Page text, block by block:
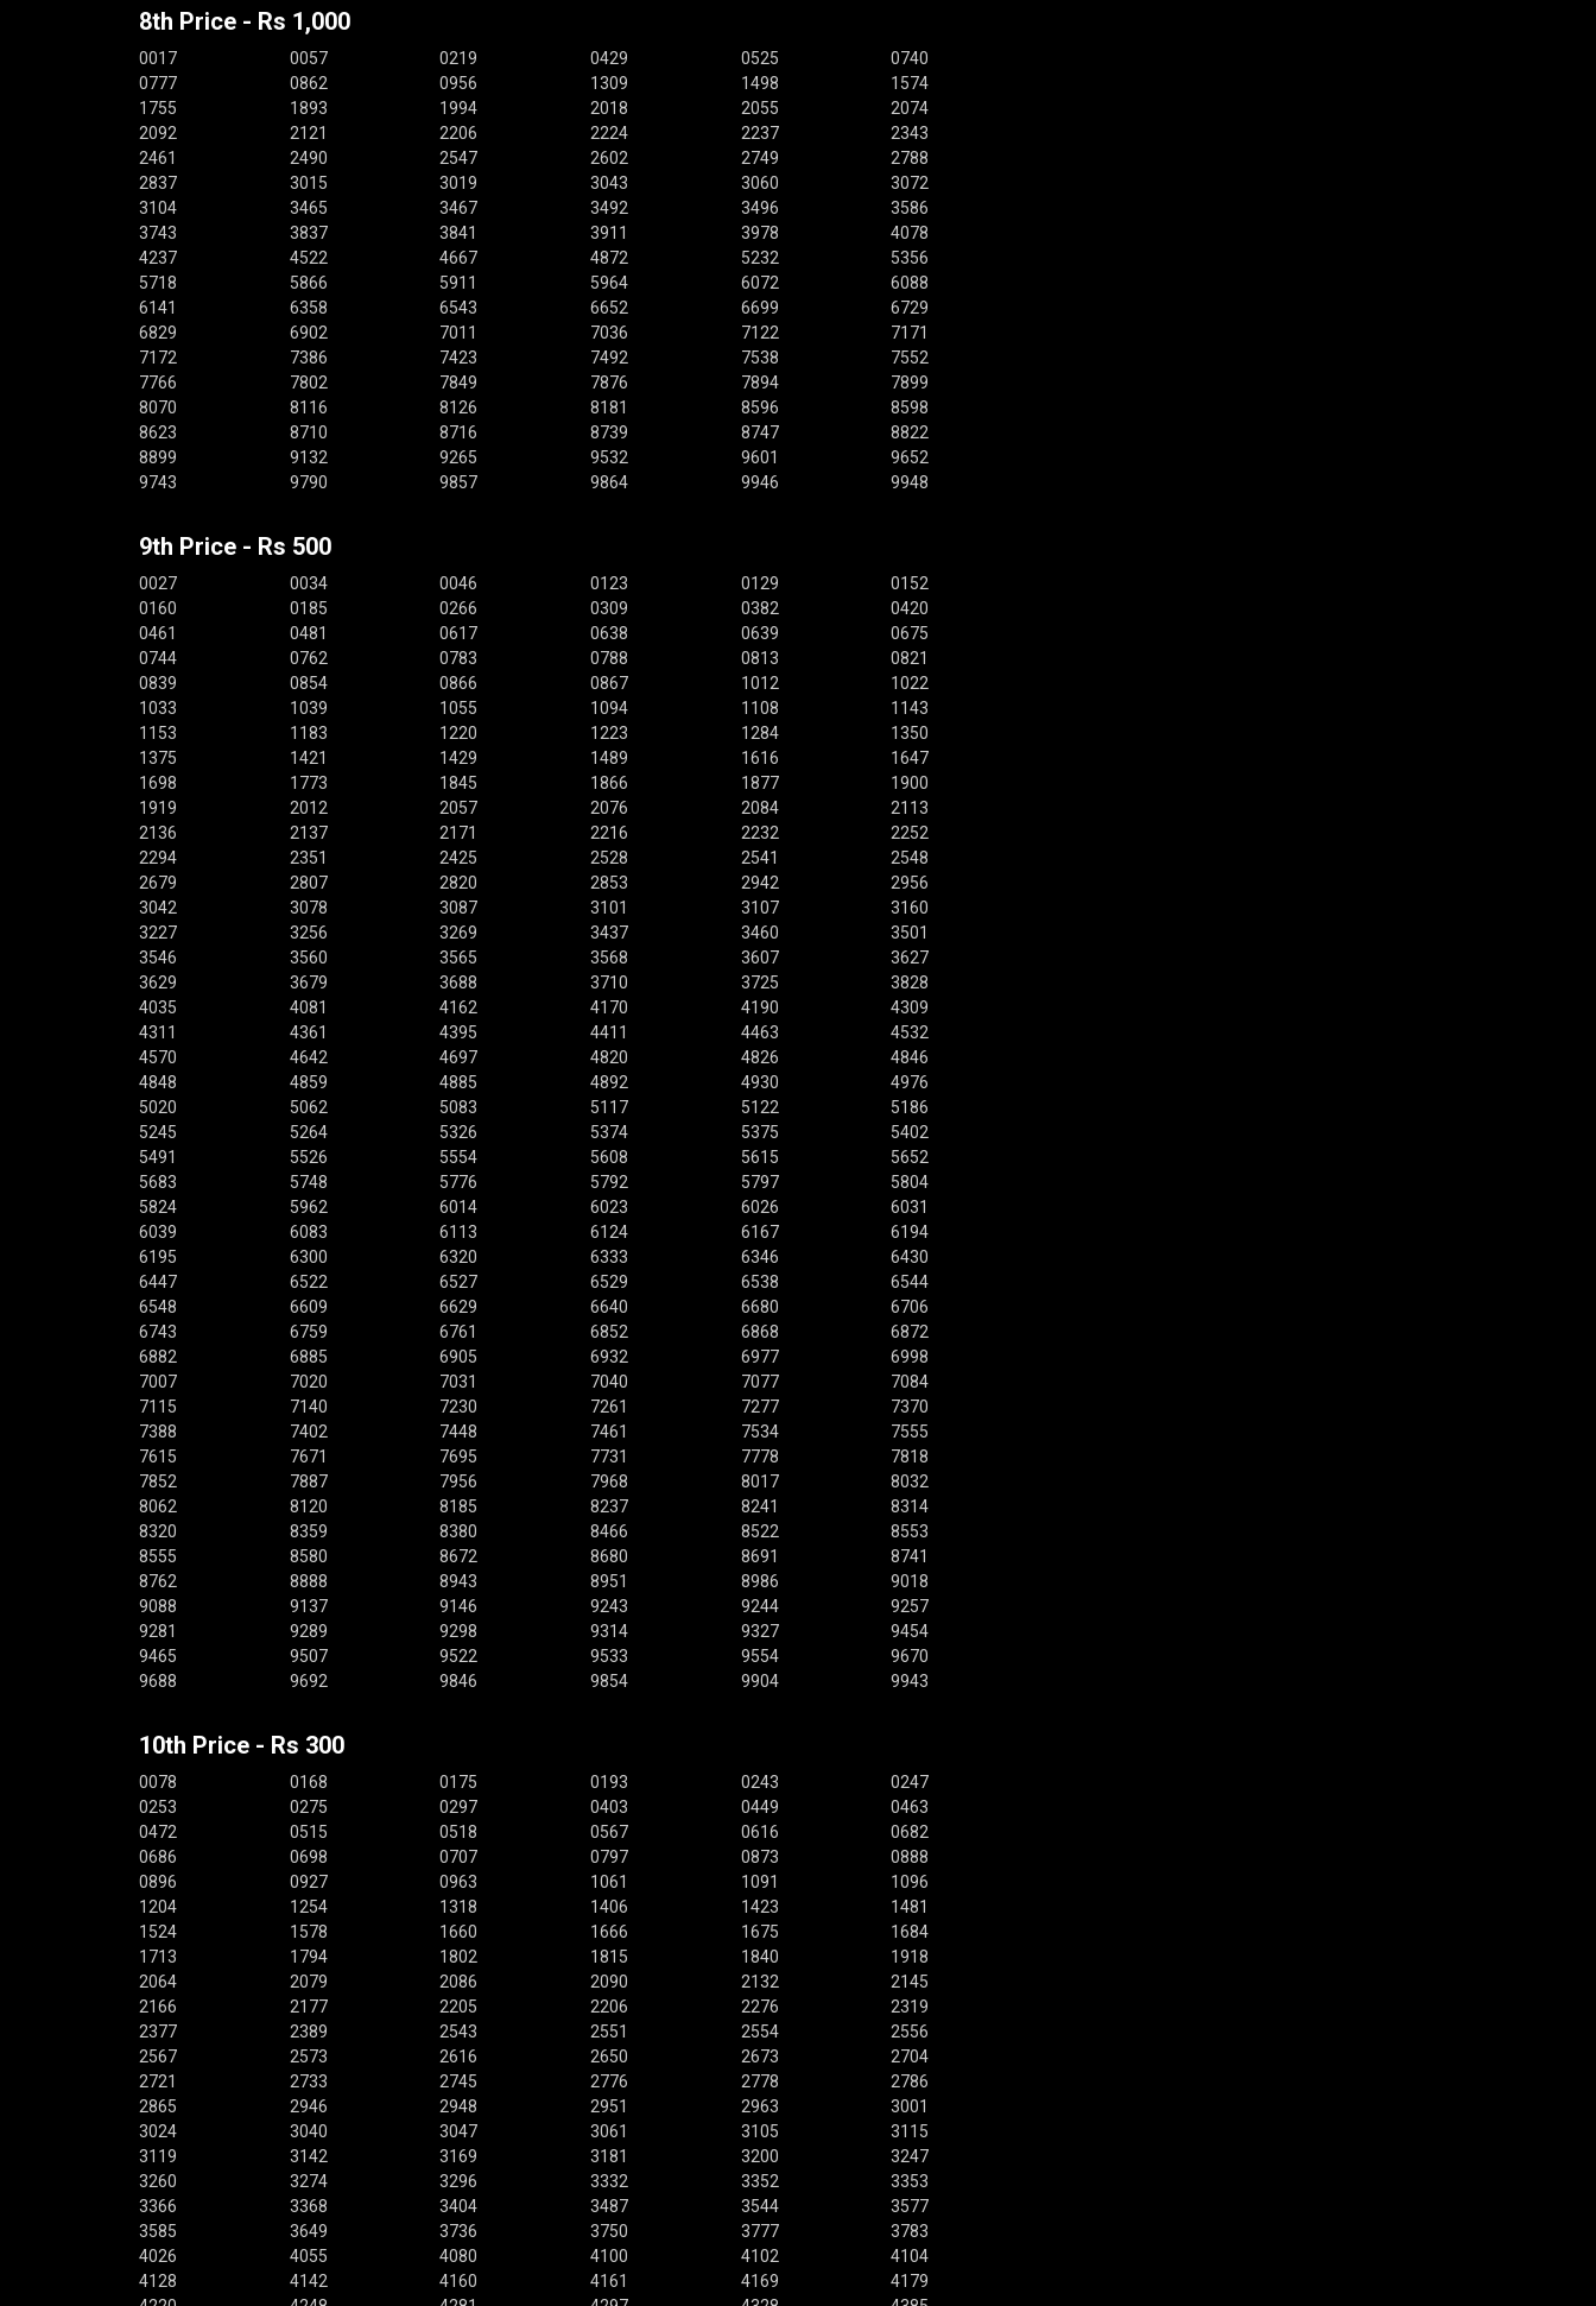
8th Price - Rs 1,000
0017 0057 0219 0429 0525
0740
0777
0862 0956 1309 1498
1574
1755
1893 1994 2018 2055
2074
2092
2121 2206 2224 2237
2343
2461
2490 2547 2602 2749
2788
2837
3015 3019 3043 3060
3072
3104
3465 3467 3492 3496
3586
3743
3837 3841 3911 3978
4078
4237
4522 4667 4872 5232
5356
5718
5866 5911 5964 6072
6088
6141
6358 6543 6652 6699
6729
6829
6902 7011 7036 7122
7171
7172
7386 7423 7492 7538
7552
7766
7802 7849 7876 7894
7899
8070
8116 8126 8181 8596
8598
8623
8710 8716 8739 8747
8822
8899
9132 9265 9532 9601
9652
9743
9790 9857 9864 9946 9948
9th Price - Rs 500
0027 0034 0046 0123 0129
0152
0160
0185 0266 0309 0382
0420
0461
0481 0617 0638 0639
0675
0744
0762 0783 0788 0813
0821
0839
0854 0866 0867 1012
1022
1033
1039 1055 1094 1108
1143
1153
1183 1220 1223 1284
1350
1375
1421 1429 1489 1616
1647
1698
1773 1845 1866 1877
1900
1919
2012 2057 2076 2084
2113
2136
2137 2171 2216 2232
2252
2294
2351 2425 2528 2541
2548
2679
2807 2820 2853 2942
2956
3042
3078 3087 3101 3107
3160
3227
3256 3269 3437 3460
3501
3546
3560 3565 3568 3607
3627
3629
3679 3688 3710 3725
3828
4035
4081 4162 4170 4190
4309
4311
4361 4395 4411 4463
4532
4570
4642 4697 4820 4826
4846
4848
4859 4885 4892 4930
4976
5020
5062 5083 5117 5122
5186
5245
5264 5326 5374 5375
5402
5491
5526 5554 5608 5615
5652
5683
5748 5776 5792 5797
5804
5824
5962 6014 6023 6026
6031
6039
6083 6113 6124 6167
6194
6195
6300 6320 6333 6346
6430
6447
6522 6527 6529 6538
6544
6548
6609 6629 6640 6680
6706
6743
6759 6761 6852 6868
6872
6882
6885 6905 6932 6977
6998
7007
7020 7031 7040 7077
7084
7115
7140 7230 7261 7277
7370
7388
7402 7448 7461 7534
7555
7615
7671 7695 7731 7778
7818
7852
7887 7956 7968 8017
8032
8062
8120 8185 8237 8241
8314
8320
8359 8380 8466 8522
8553
8555
8580 8672 8680 8691
8741
8762
8888 8943 8951 8986
9018
9088
9137 9146 9243 9244
9257
9281
9289 9298 9314 9327
9454
9465
9507 9522 9533 9554
9670
9688
9692 9846 9854 9904 9943
10th Price - Rs 300
0078 0168 0175 0193 0243
0247
0253
0275 0297 0403 0449
0463
0472
0515 0518 0567 0616
0682
0686
0698 0707 0797 0873
0888
0896
0927 0963 1061 1091
1096
1204
1254 1318 1406 1423
1481
1524
1578 1660 1666 1675
1684
1713
1794 1802 1815 1840
1918
2064
2079 2086 2090 2132
2145
2166
2177 2205 2206 2276
2319
2377
2389 2543 2551 2554
2556
2567
2573 2616 2650 2673
2704
2721
2733 2745 2776 2778
2786
2865
2946 2948 2951 2963
3001
3024
3040 3047 3061 3105
3115
3119
3142 3169 3181 3200
3247
3260
3274 3296 3332 3352
3353
3366
3368 3404 3487 3544
3577
3585
3649 3736 3750 3777
3783
4026
4055 4080 4100 4102
4104
4128
4142 4160 4161 4169
4179